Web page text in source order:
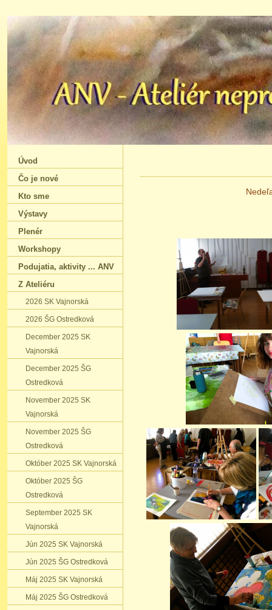
Úvod
Čo je nové
Kto sme
Výstavy
Plenér
Workshopy
Podujatia‚ aktivity ... ANV
Z Ateliéru
2026 SK Vajnorská
2026 ŠG Ostredková
December 2025 SK
Vajnorská
December 2025 ŠG
Ostredková
November 2025 SK
Vajnorská
November 2025 ŠG
Ostredková
Október 2025 SK Vajnorská
Október 2025 ŠG
Ostredková
September 2025 SK
Vajnorská
Jún 2025 SK Vajnorská
Jún 2025 ŠG Ostredková
Máj 2025 SK Vajnorská
Máj 2025 ŠG Ostredková